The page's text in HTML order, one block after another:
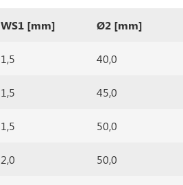
WS1 [mm] Ø2 [mm]
1,5 40,0
1,5 45,0
1,5 50,0
2,0 50,0